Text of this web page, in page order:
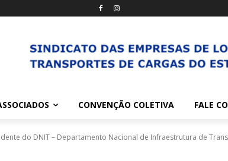
CONVENÇÃO COLETIVA FALE
do DNIT – Departamento Nacional de Infraestrutura de